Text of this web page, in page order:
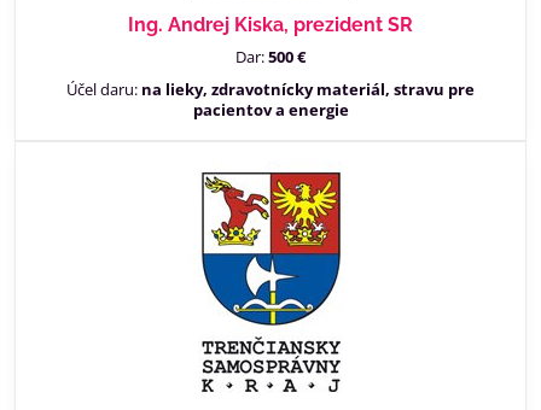
Ing. Andrej Kiska, prezident SR
Dar:500 €
Účel daru: na lieky, zdravotnícky materiál, stravu pre
pacientov a energie